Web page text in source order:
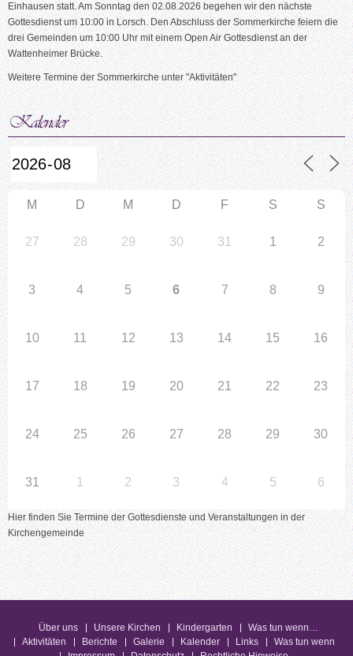
Einhausen statt. Am Sonntag den 02.08.2026 begehen wir den nächste
Gottesdienst um 10:00 in Lorsch. Den Abschluss der Sommerkirche feiern die
drei Gemeinden um 10:00 Uhr mit einem Open Air Gottesdienst an der
Wattenheimer Brücke.
Weitere Termine der Sommerkirche unter "Aktivitäten"
M D M D F S S
27 28 29 30 31 1 2
3 4 5 6 7 8 9
10 11 12 13 14 15 16
17 18 19 20 21 22 23
24 25 26 27 28 29 30
31 1 2 3 4 5 6
Hier finden Sie Termine der Gottesdienste und Veranstaltungen in der
Kirchengemeinde
Über uns Unsere Kirchen Kindergarten
Was tun wenn…
Aktivitäten
Berichte Galerie Kalender Links
Was tun wenn